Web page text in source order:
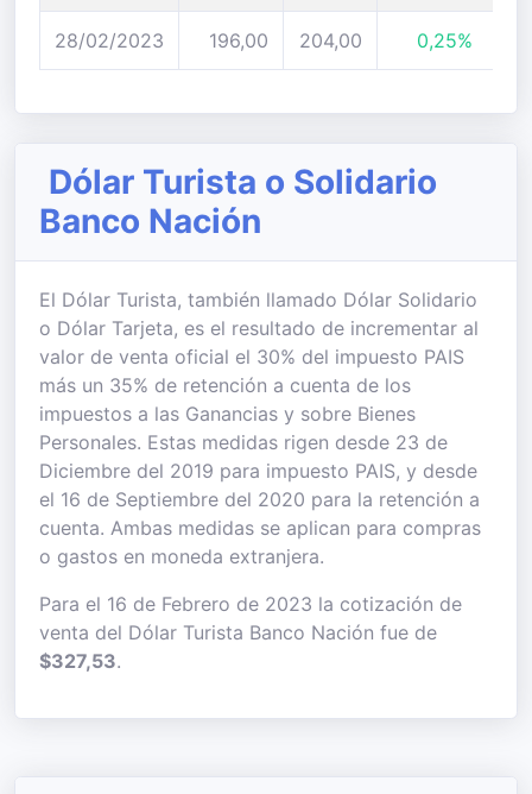
28/02/2023 196,00 204,00 0,25%
Dólar Turista o Solidario
Banco Nación
El Dólar Turista, también llamado Dólar Solidario
o Dólar Tarjeta, es el resultado de incrementar al
valor de venta oficial el 30% del impuesto PAIS
más un 35% de retención a cuenta de los
impuestos a las Ganancias y sobre Bienes
Personales. Estas medidas rigen desde 23 de
Diciembre del 2019 para impuesto PAIS, y desde
el 16 de Septiembre del 2020 para la retención a
cuenta. Ambas medidas se aplican para compras
o gastos en moneda extranjera.
Para el 16 de Febrero de 2023 la cotización de
venta del Dólar Turista Banco Nación fue de
$327,53.